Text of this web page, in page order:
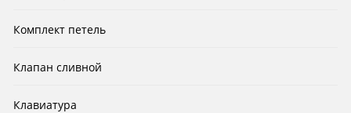
Комплект петель
Клапан сливной
Клавиатура